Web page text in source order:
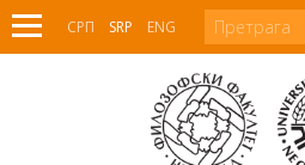
СРП SRP ENG